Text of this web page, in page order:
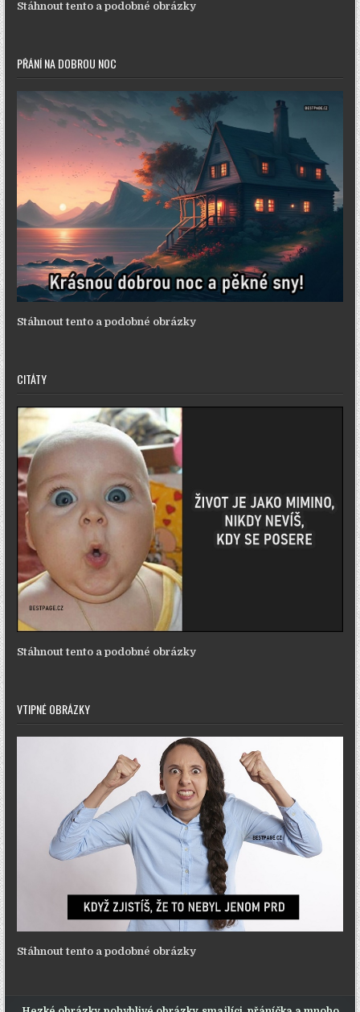
Stáhnout tento a podobné obrázky
PŘÁNÍ NA DOBROU NOC
Stáhnout tento a podobné obrázky
CITÁTY
Stáhnout tento a podobné obrázky
VTIPNÉ OBRÁZKY
Stáhnout tento a podobné obrázky